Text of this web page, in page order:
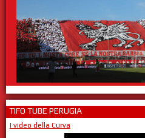
TIFO TUBE PERUGIA
I video della Curva